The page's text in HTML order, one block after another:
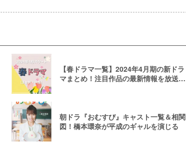
【春ドラマ一覧】2024年4月期の新ドラ
マまとめ！注目作品の最新情報を放送日
朝ドラ『おむすび』キャスト一覧＆相関
図！橋本環奈が平成のギャルを演じる